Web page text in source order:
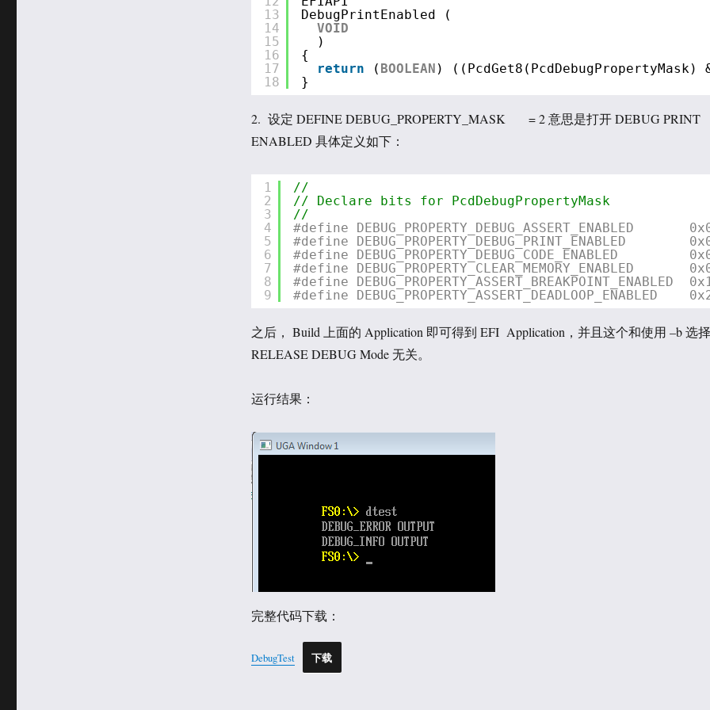
13
14
15
16
17
18
DebugPrintEnabled (
VOID
)
{
return
( BOOLEAN ) ((PcdGet8(PcdDebugPropertyMask) &
}
2. 设定 DEFINE DEBUG_PROPERTY_MASK = 2 意思是打开 DEBUG PRINT
ENABLED 具体定义如下：
1
2
3
4
5
6
7
8
9
//
// Declare bits for PcdDebugPropertyMask
//
#define DEBUG_PROPERTY_DEBUG_ASSERT_ENABLED
#define DEBUG_PROPERTY_DEBUG_PRINT_ENABLED
#define DEBUG_PROPERTY_DEBUG_CODE_ENABLED
#define DEBUG_PROPERTY_CLEAR_MEMORY_ENABLED
#define DEBUG_PROPERTY_ASSERT_BREAKPOINT_ENABLED
#define DEBUG_PROPERTY_ASSERT_DEADLOOP_ENABLED
之后， Build 上面的 Application 即可得到 EFI Application，并且这个和使用 –b 选择
RELEASE DEBUG Mode 无关。
运行结果：
完整代码下载：
DebugTest 下载